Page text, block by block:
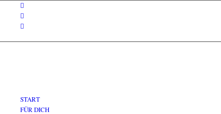
START
FÜR DICH